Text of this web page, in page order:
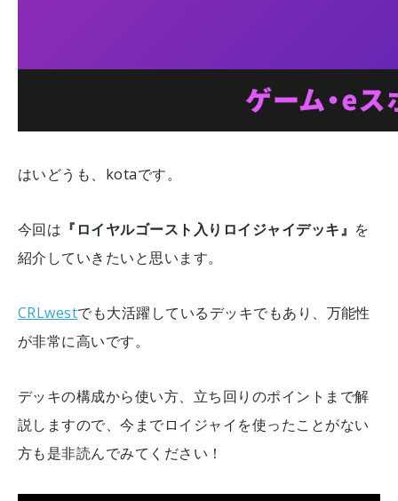
はいどうも、kotaです。
今回は 『ロイヤルゴースト入りロイジャイデッキ』 を
紹介していきたいと思います。
CRLwestでも大活躍しているデッキでもあり、万能性
が非常に高いです。
デッキの構成から使い方、立ち回りのポイントまで解
説しますので、今までロイジャイを使ったことがない
方も是非読んでみてください！